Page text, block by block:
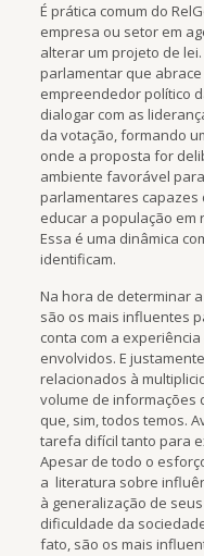
É prática comum do
empresa ou setor em
alterar um projeto de
parlamentar que
empreendedor político
dialogar com as
da votação, formando
onde a proposta for
ambiente favorável
parlamentares capazes
educar a população em
Essa é uma dinâmica
identificam.
Na hora de determinar
são os mais influentes
conta com a
envolvidos. E
relacionados à
volume de informações
que, sim, todos temos.
tarefa difícil tanto para
Apesar de todo o
a literatura sobre
à generalização de
dificuldade da
fato, são os mais